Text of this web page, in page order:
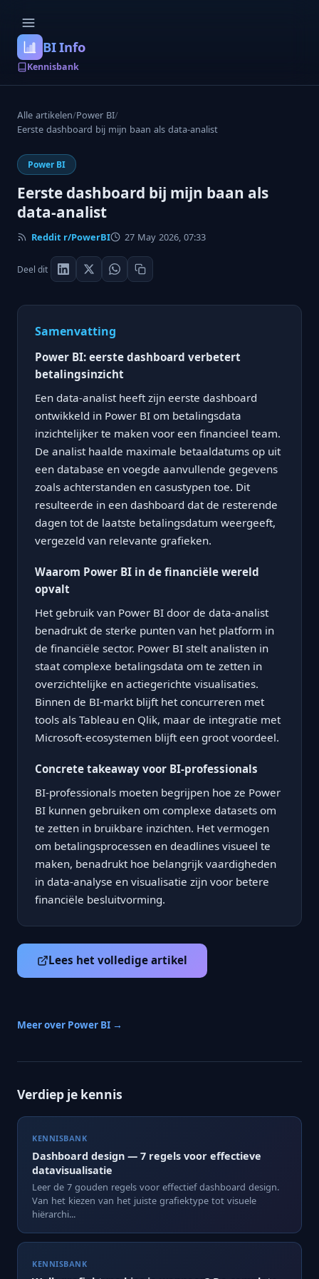
BI Info
Kennisbank
Alle artikelen/Power BI/
Eerste dashboard bij mijn baan als data-analist
Power BI
Eerste dashboard bij mijn baan als
data-analist
Reddit r/PowerBI 27 May 2026, 07:33
Deel dit
Samenvatting
Power BI: eerste dashboard verbetert
betalingsinzicht
Een data-analist heeft zijn eerste dashboard
ontwikkeld in Power BI om betalingsdata
inzichtelijker te maken voor een financieel team.
De analist haalde maximale betaaldatums op uit
een database en voegde aanvullende gegevens
zoals achterstanden en casustypen toe. Dit
resulteerde in een dashboard dat de resterende
dagen tot de laatste betalingsdatum weergeeft,
vergezeld van relevante grafieken.
Waarom Power BI in de financiële wereld
opvalt
Het gebruik van Power BI door de data-analist
benadrukt de sterke punten van het platform in
de financiële sector. Power BI stelt analisten in
staat complexe betalingsdata om te zetten in
overzichtelijke en actiegerichte visualisaties.
Binnen de BI-markt blijft het concurreren met
tools als Tableau en Qlik, maar de integratie met
Microsoft-ecosystemen blijft een groot voordeel.
Concrete takeaway voor BI-professionals
BI-professionals moeten begrijpen hoe ze Power
BI kunnen gebruiken om complexe datasets om
te zetten in bruikbare inzichten. Het vermogen
om betalingsprocessen en deadlines visueel te
maken, benadrukt hoe belangrijk vaardigheden
in data-analyse en visualisatie zijn voor betere
financiële besluitvorming.
Lees het volledige artikel
Meer over Power BI →
Verdiep je kennis
KENNISBANK
Dashboard design — 7 regels voor effectieve
datavisualisatie
Leer de 7 gouden regels voor effectief dashboard design.
Van het kiezen van het juiste grafiektype tot visuele
hiërarchi...
KENNISBANK